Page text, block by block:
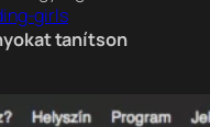
girls
tanítson